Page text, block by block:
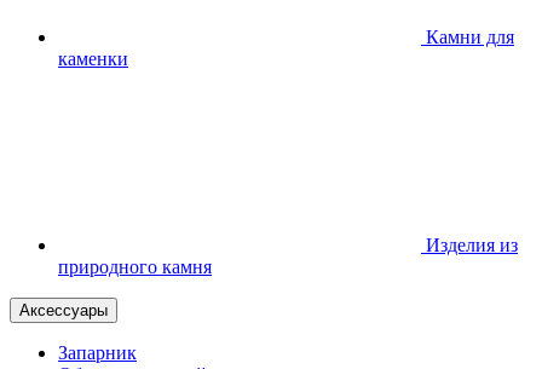
Камни для
каменки
Изделия из
природного камня
Аксессуары
Запарник